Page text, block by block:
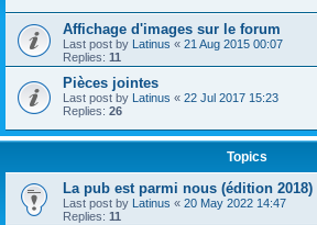
Affichage d'images sur le forum
Last post by Latinus « 21 Aug 2015 00:07
Replies: 11
Pièces jointes
Last post by Latinus « 22 Jul 2017 15:23
Replies: 26
Topics
La pub est parmi nous (édition 2018)
Last post by Latinus « 20 May 2022 14:47
Replies: 11